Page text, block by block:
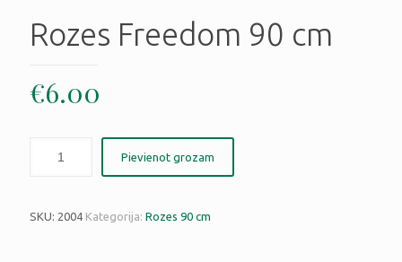
Rozes Freedom 90 cm
€6.00
Pievienot grozam
SKU: 2004 Kategorija: Rozes 90 cm